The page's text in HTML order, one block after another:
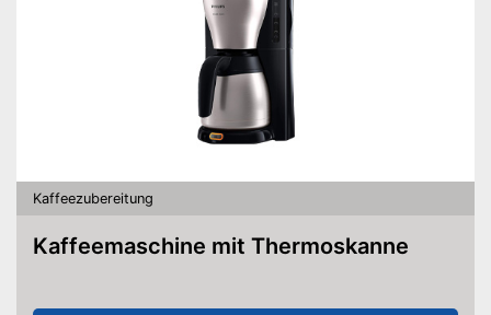
Kaffeezubereitung
Kaffeemaschine mit Thermoskanne